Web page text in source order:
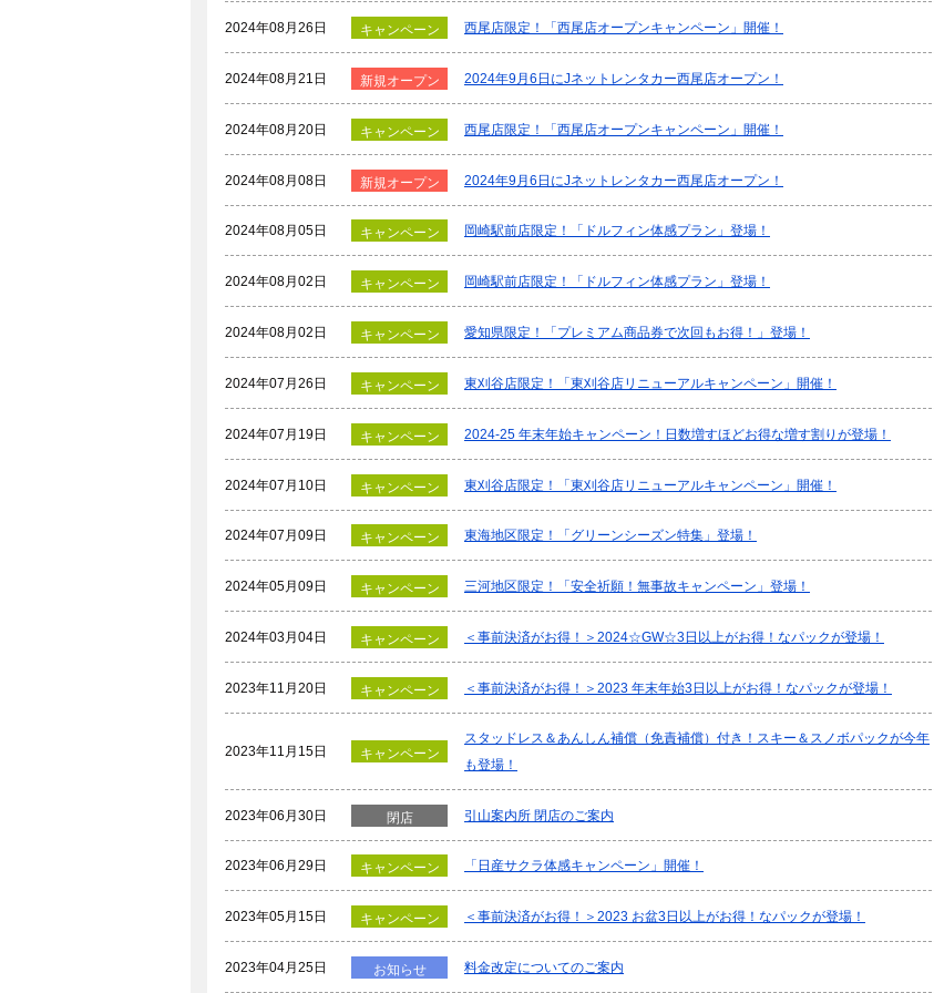
2024年08月26日 キャンペーン 西尾店限定！「西尾店オープンキャンペーン」開催！
2024年08月21日 新規オープン 2024年9月6日にJネットレンタカー西尾店オープン！
2024年08月20日 キャンペーン 西尾店限定！「西尾店オープンキャンペーン」開催！
2024年08月08日 新規オープン 2024年9月6日にJネットレンタカー西尾店オープン！
2024年08月05日 キャンペーン 岡崎駅前店限定！「ドルフィン体感プラン」登場！
2024年08月02日 キャンペーン 岡崎駅前店限定！「ドルフィン体感プラン」登場！
2024年08月02日 キャンペーン 愛知県限定！「プレミアム商品券で次回もお得！」登場！
2024年07月26日 キャンペーン 東刈谷店限定！「東刈谷店リニューアルキャンペーン」開催！
2024年07月19日 キャンペーン 2024-25 年末年始キャンペーン！日数増すほどお得な増す割りが登場！
2024年07月10日 キャンペーン 東刈谷店限定！「東刈谷店リニューアルキャンペーン」開催！
2024年07月09日 キャンペーン 東海地区限定！「グリーンシーズン特集」登場！
2024年05月09日 キャンペーン 三河地区限定！「安全祈願！無事故キャンペーン」登場！
2024年03月04日 キャンペーン ＜事前決済がお得！＞2024☆GW☆3日以上がお得！なパックが登場！
2023年11月20日 キャンペーン ＜事前決済がお得！＞2023 年末年始3日以上がお得！なパックが登場！
2023年11月15日 キャンペーン
スタッドレス＆あんしん補償（免責補償）付き！スキー＆スノボパックが今年
も登場！
2023年06月30日 閉店 引山案内所 閉店のご案内
2023年06月29日 キャンペーン 「日産サクラ体感キャンペーン」開催！
2023年05月15日 キャンペーン ＜事前決済がお得！＞2023 お盆3日以上がお得！なパックが登場！
2023年04月25日 お知らせ 料金改定についてのご案内